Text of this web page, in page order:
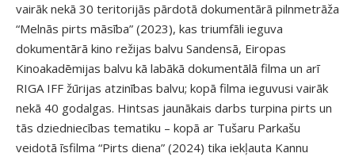
vairāk nekā 30 teritorijās pārdotā dokumentārā pilnmetrāža
“Melnās pirts māsība” (2023), kas triumfāli ieguva
dokumentārā kino režijas balvu Sandensā, Eiropas
Kinoakadēmijas balvu kā labākā dokumentālā filma un arī
RIGA IFF žūrijas atzinības balvu; kopā filma ieguvusi vairāk
nekā 40 godalgas. Hintsas jaunākais darbs turpina pirts un
tās dziedniecības tematiku – kopā ar Tušaru Parkašu
veidotā īsfilma “Pirts diena” (2024) tika iekļauta Kannu